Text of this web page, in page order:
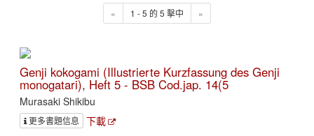
« 1 - 5 的 5 擊中 »
Genji kokogami (Illustrierte Kurzfassung des Genji
monogatari), Heft 5 - BSB Cod.jap. 14(5
Murasaki Shikibu
更多書題信息 下載